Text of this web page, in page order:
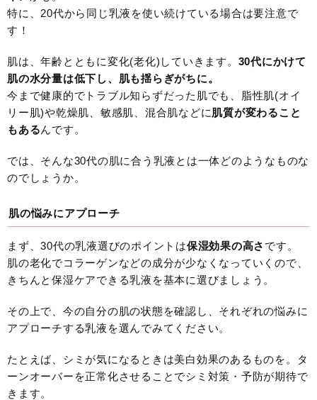
特に、20代から同じ乳液を使い続けている場合は要注意で
す！
肌は、年齢とともに変化(老化)していきます。 30代にかけて
肌の水分量は低下し、肌も揺らぎがちに。
今まで健康的でトラブル知らずだった肌でも、脂性肌(オイ
リー肌)や乾燥肌、敏感肌、混合肌などに肌質が変わること
もあるんです。
では、そんな30代の肌に合う乳液とは一体どのようなものな
のでしょうか。
肌の悩みにアプローチ
まず、30代の乳液選びのポイントは保湿効果の高さ です。
肌の老化でコラーゲンなどの成分が少なくなっていくので、
きちんと保湿ケアできる乳液を基本に選びましょう。
その上で、今の自分の肌の状態を確認し、それぞれの悩みに
アプローチする乳液を選んでみてください。
たとえば、シミが気になるときは美白効果のあるものを。タ
ーンオーバーを正常化させることでシミ対策・予防が期待で
きます。